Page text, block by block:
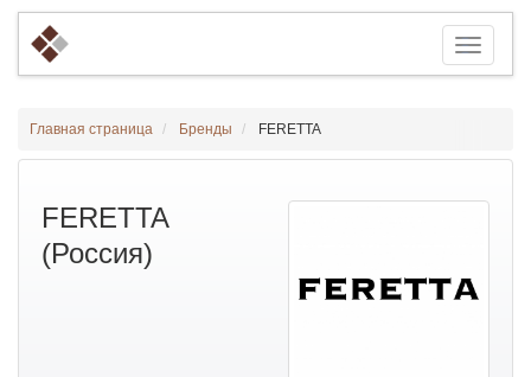
Главная страница Бренды FERETTA
FERETTA
(Россия)